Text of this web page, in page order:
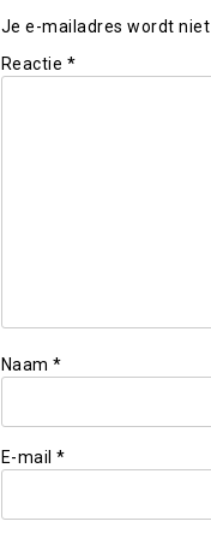
Je e-mailadres wordt
Reactie *
Naam *
E-mail *